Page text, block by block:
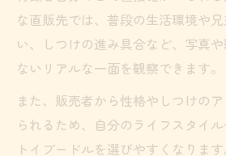
理想のトイプードルを直販で
理想のトイプードルを直
のポイント
ツ
信頼できるトイプードル
な直販先では、普段の生活環境や
い、しつけの進み具合など、写真
ないリアルな一面を観察できます。
また、販売者から性格やしつけの
られるため、自分のライフスタイ
トイプードルを選びやすくなりま